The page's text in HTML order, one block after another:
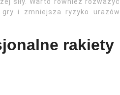
i zmniejsza ryzyko urazów
rakiety